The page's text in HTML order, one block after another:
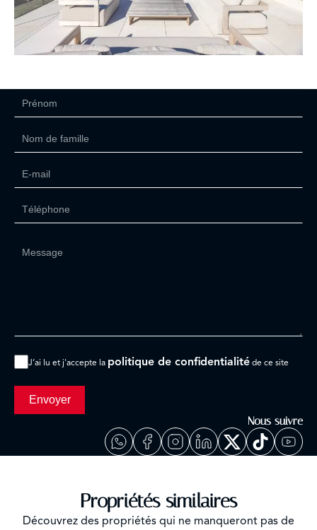
J’ai lu et j'accepte la politique de confidentialité de ce site
Envoyer
Nous suivre
Propriétés similaires
Découvrez des propriétés qui ne manqueront pas de